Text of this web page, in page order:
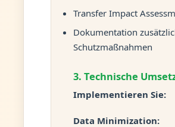
Transfer Impact
Dokumentation
Schutzmaßnahmen
3. Technische
Implementieren Sie:
Data Minimization: